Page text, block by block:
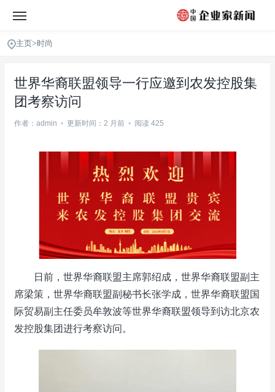
主页>时尚
世界华裔联盟领导一行应邀到农发控股集
团考察访问
作者：admin • 更新时间：2 月前 • 阅读 425
日前，世界华裔联盟主席郭绍成，世界华裔联盟副主
席梁策，世界华裔联盟副秘书长张学成，世界华裔联盟国
际贸易副主任委员牟敦波等世界华裔联盟领导到访北京农
发控股集团进行考察访问。